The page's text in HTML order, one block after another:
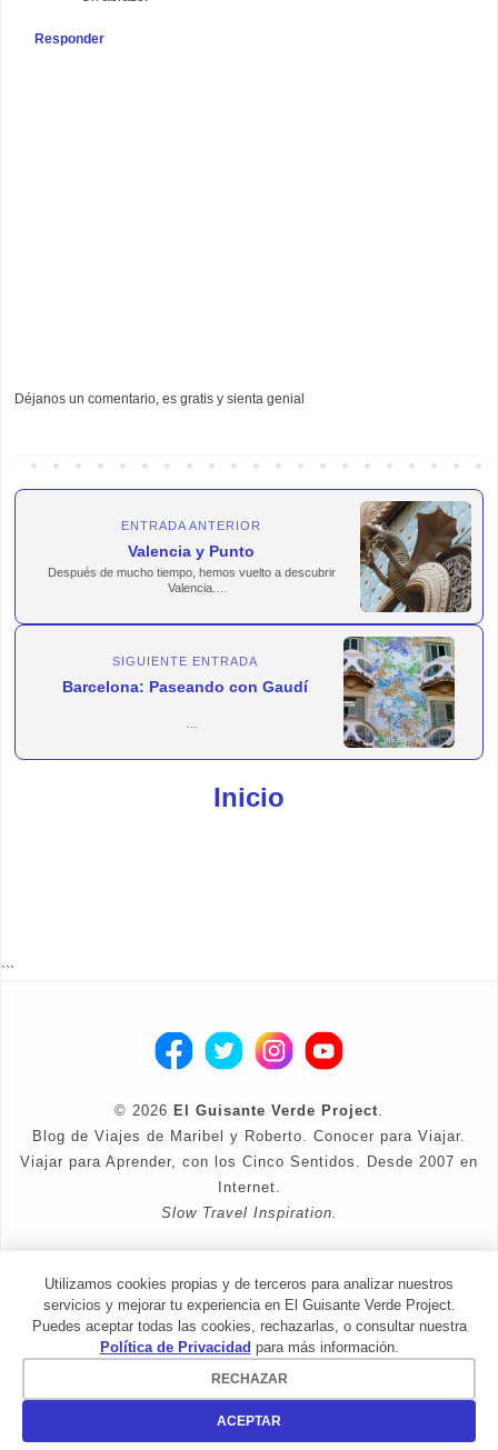
Responder
Déjanos un comentario, es gratis y sienta genial
ENTRADA ANTERIOR
Valencia y Punto
Después de mucho tiempo, hemos vuelto a descubrir
Valencia.
Inicio
SIGUIENTE ENTRADA
Barcelona: Paseando con Gaudí
```
© 2026 El Guisante Verde Project.
Blog de Viajes de Maribel y Roberto. Conocer para Viajar.
Viajar para Aprender, con los Cinco Sentidos. Desde 2007 en
Internet.
Slow Travel Inspiration.
Política de Privacidad
Utilizamos cookies propias y de terceros para analizar nuestros
servicios y mejorar tu experiencia en El Guisante Verde Project.
Puedes aceptar todas las cookies, rechazarlas, o consultar nuestra
Política de Privacidad para más información.
RECHAZAR
ACEPTAR